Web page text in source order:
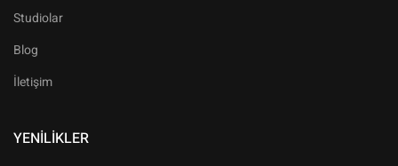
Studiolar
Blog
İletişim
YENILIKLER